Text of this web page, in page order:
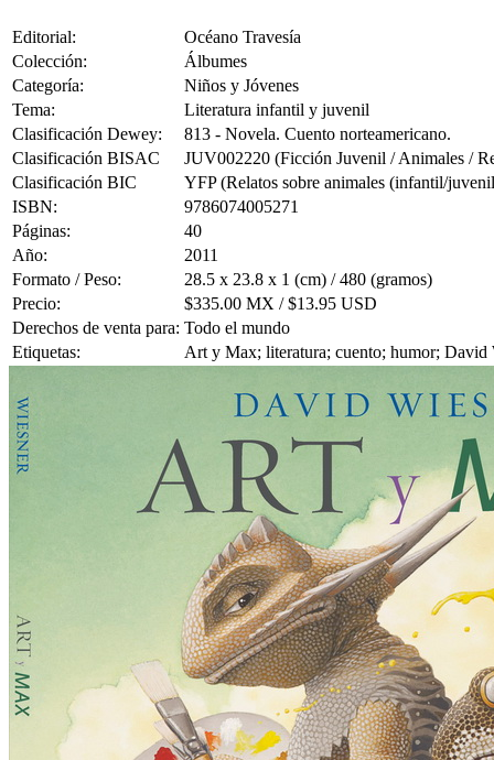
Editorial:
Océano Travesía
Colección:
Álbumes
Categoría:
Niños y Jóvenes
Tema:
Literatura infantil y juvenil
Clasificación Dewey:
813 - Novela. Cuento norteamericano.
Clasificación BISAC
JUV002220 (Ficción Juvenil / Animales /
Clasificación BIC
YFP (Relatos sobre animales (infantil/
ISBN:
9786074005271
Páginas:
40
Año:
2011
Formato / Peso:
28.5 x 23.8 x 1 (cm) / 480 (gramos)
Precio:
$335.00 MX / $13.95 USD
Derechos de venta para: Todo el mundo
Etiquetas:
Art y Max; literatura; cuento; humor; David